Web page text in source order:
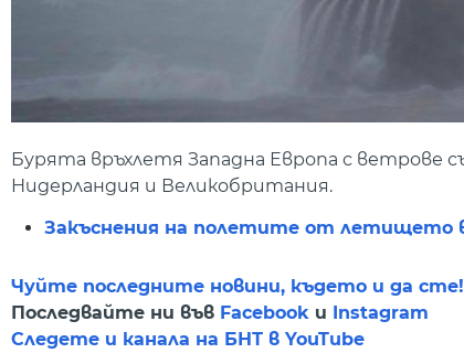
Бурята връхлетя Западна Европа с ветрове
Нидерландия и Великобритания.
Закъснения на полетите от летището
Чуйте последните новини, където и да сте!
Последвайте ни във Facebook и Instagram
Следете и канала на БНТ в YouTube